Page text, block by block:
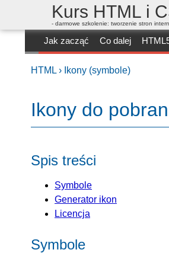
Kurs HTML i
- darmowe szkolenie: tworzenie stron
Jak zacząć Co dalej
HTML › Ikony (symbole)
Ikony do
Spis treści
Symbole
Generator ikon
Licencja
Symbole